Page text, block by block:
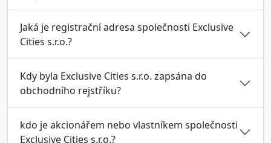
Jaká je registrační adresa společnosti Exclusive
Cities s.r.o.?
Kdy byla Exclusive Cities s.r.o. zapsána do
obchodního rejstříku?
kdo je akcionářem nebo vlastníkem společnosti
Exclusive Cities s.r.o.?